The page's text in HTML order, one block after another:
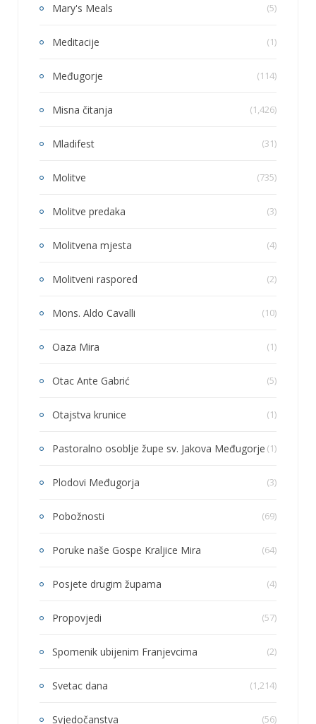
Mary's Meals (5)
Meditacije (1)
Međugorje (114)
Misna čitanja (1,426)
Mladifest (31)
Molitve (735)
Molitve predaka (3)
Molitvena mjesta (4)
Molitveni raspored (2)
Mons. Aldo Cavalli (10)
Oaza Mira (1)
Otac Ante Gabrić (5)
Otajstva krunice (1)
Pastoralno osoblje župe sv. Jakova Međugorje (1)
Plodovi Međugorja (3)
Pobožnosti (69)
Poruke naše Gospe Kraljice Mira (64)
Posjete drugim župama (4)
Propovjedi (57)
Spomenik ubijenim Franjevcima (2)
Svetac dana (1,214)
Svjedočanstva (56)